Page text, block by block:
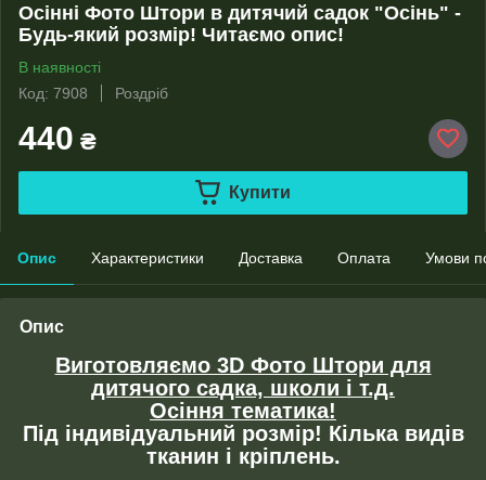
Осінні Фото Штори в дитячий садок "Осінь" -
Будь-який розмір! Читаємо опис!
В наявності
Код: 7908
Роздріб
440 ₴
Купити
Опис Характеристики Доставка Оплата Умови
Опис
Виготовляємо 3D Фото Штори для
дитячого садка, школи і т.д.
Осіння тематика!
Під індивідуальний розмір! Кілька видів
тканин і кріплень.